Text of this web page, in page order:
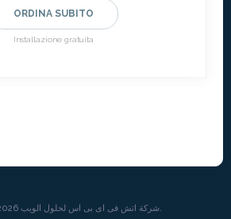
ORDINA SUBITO
Installazione gratuita
Copyright © 2026 شركة اتش فى اى بى اس لحلول الويب.